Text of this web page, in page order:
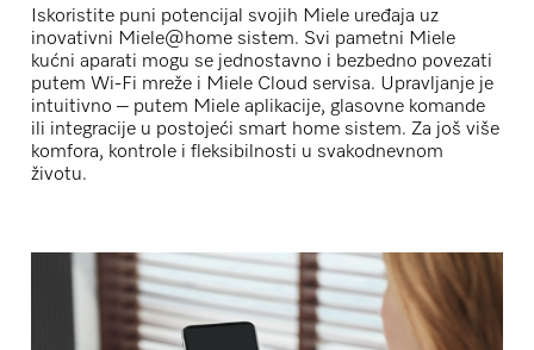
Iskoristite puni potencijal svojih Miele uređaja uz
inovativni Miele@home sistem. Svi pametni Miele
kućni aparati mogu se jednostavno i bezbedno povezati
putem Wi-Fi mreže i Miele Cloud servisa. Upravljanje je
intuitivno – putem Miele aplikacije, glasovne komande
ili integracije u postojeći smart home sistem. Za još više
komfora, kontrole i fleksibilnosti u svakodnevnom
životu.